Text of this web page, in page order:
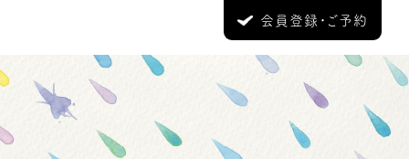
会員登録・ご予約